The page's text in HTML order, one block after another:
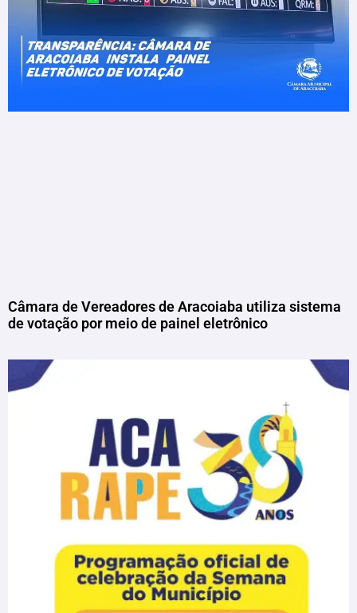
Câmara de Vereadores de Aracoiaba utiliza sistema
de votação por meio de painel eletrônico